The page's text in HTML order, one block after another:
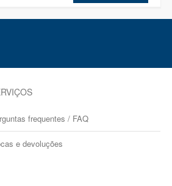
frequentes / FAQ
e devoluções